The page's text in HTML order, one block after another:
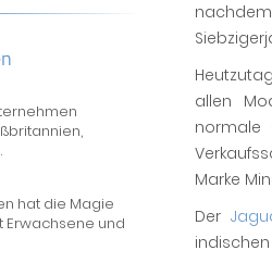
hat die Magie
Erwachsene und
allen
normale
Marke
Der